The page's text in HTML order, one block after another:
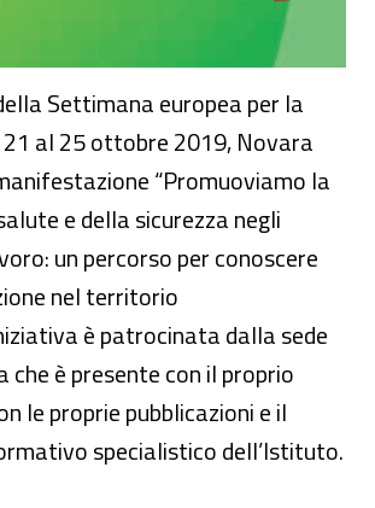
Settimana europea per la
21 al 25 ottobre 2019, Novara
“Promuoviamo la
e della sicurezza negli
un percorso per conoscere
nel territorio
è patrocinata dalla sede
che è presente con il proprio
le proprie pubblicazioni e il
specialistico dell’Istituto.